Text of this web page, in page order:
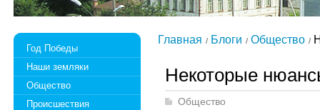
Год Победы
Наши земляки
Общество
Происшествия
Главная Блоги Общество
Некоторые
Общество